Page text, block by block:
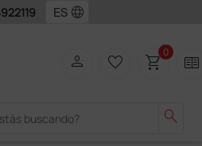
language
search
person favorite_border shopping_cart0 two_pager